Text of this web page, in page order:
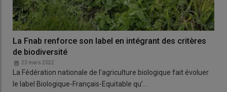
La Fnab renforce son label en intégrant des critères
de biodiversité
23 mars 2022
La Fédération nationale de l’agriculture biologique fait évoluer
le label Biologique-Français-Equitable qu’…